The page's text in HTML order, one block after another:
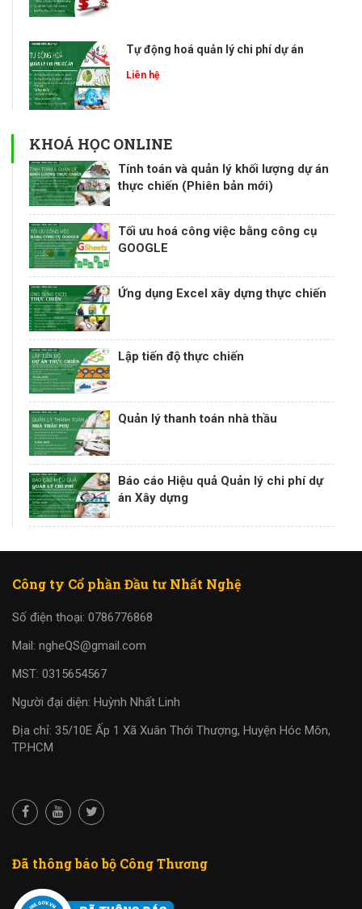
Tự động hoá quản lý chi phí dự án
Liên hệ
KHOÁ HỌC ONLINE
Tính toán và quản lý khối lượng dự án
thực chiến (Phiên bản mới)
Tối ưu hoá công việc bằng công cụ
GOOGLE
Ứng dụng Excel xây dựng thực chiến
Lập tiến độ thực chiến
Quản lý thanh toán nhà thầu
Báo cáo Hiệu quả Quản lý chi phí dự
án Xây dựng
Công ty Cổ phần Đầu tư Nhất Nghệ
Số điện thoại: 0786776868
Mail: ngheQS@gmail.com
MST: 0315654567
Người đại diện: Huỳnh Nhất Linh
Địa chỉ: 35/10E Ấp 1 Xã Xuân Thới Thượng, Huyện Hóc Môn,
TP.HCM
Đã thông báo bộ Công Thương